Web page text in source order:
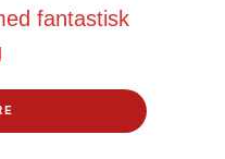
fantastisk